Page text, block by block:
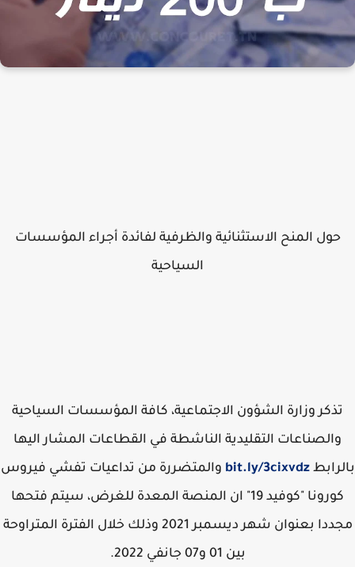
حول المنح الاستثنائية والظرفية لفائدة أجراء المؤسسات
السياحية
وزارة الشؤون الاجتماعية، كافة المؤسسات السياحية
والصناعات التقليدية الناشطة في القطاعات المشار اليها
bit.ly/3cixvdzوالمتضررة من تداعيات تفشي فيروس
كورونا "كوفيد 19" ان المنصة المعدة للغرض، سيتم فتحها
مجددا بعنوان شهر ديسمبر 2021 وذلك خلال الفترة المتراوحة
بين 01 و07 جانفي 2022.